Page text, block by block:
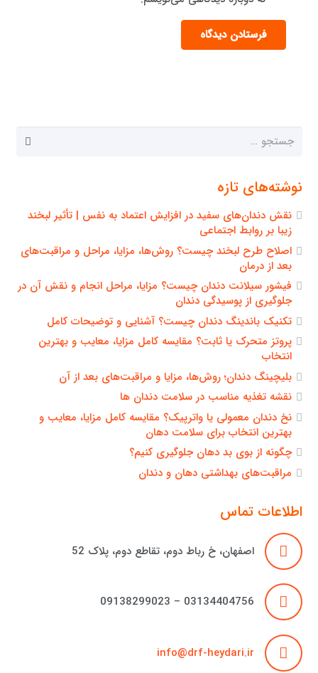
فرستادن دیدگاه
جستجو
نوشته‌های تازه
نقش دندان‌های سفید در افزایش اعتماد به نفس | تأثیر لبخند
زیبا بر روابط اجتماعی
اصلاح طرح لبخند چیست؟ روش‌ها، مزایا، مراحل و مراقبت‌های
بعد از درمان
فیشور سیلانت دندان چیست؟ مزایا، مراحل انجام و نقش آن در
جلوگیری از پوسیدگی دندان
تکنیک باندینگ دندان چیست؟ آشنایی و توضیحات کامل
پروتز متحرک یا ثابت؟ مقایسه کامل مزایا، معایب و بهترین
انتخاب
بلیچینگ دندان؛ روش‌ها، مزایا و مراقبت‌های بعد از آن
نقشه تغذیه مناسب در سلامت دندان ها
نخ دندان معمولی یا واترپیک؟ مقایسه کامل مزایا، معایب و
بهترین انتخاب برای سلامت دهان
چگونه از بوی بد دهان جلوگیری کنیم؟
مراقبت‌های بهداشتی دهان و دندان
اطلاعات تماس
اصفهان، خ رباط دوم، تقاطع دوم، پلاک 52
03134404756 – 09138299023
info@drf-heydari.ir